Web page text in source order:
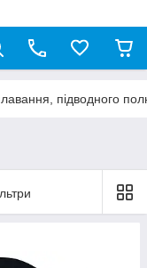
підводного